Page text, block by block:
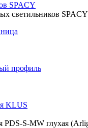
SPACY
светильников SPACY
профиль
KLUS
PDS-S-MW глухая